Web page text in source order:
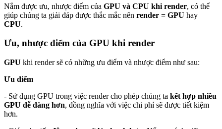
Nắm được ưu, nhược điểm của GPU và CPU khi render, có thể
giúp chúng ta giải đáp được thắc mắc nên render = GPU hay
CPU.
Ưu, nhược điểm của GPU khi render
GPU khi render sẽ có những ưu điểm và nhược điểm như sau:
Ưu điểm
- Sử dụng GPU trong việc render cho phép chúng ta kết hợp nhiều
GPU dễ dàng hơn, đồng nghĩa với việc chi phí sẽ được tiết kiệm
hơn.